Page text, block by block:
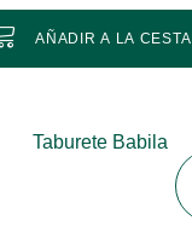
AÑADIR A LA CESTA